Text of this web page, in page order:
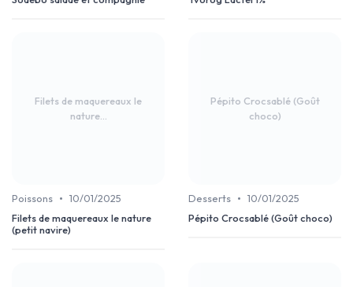
Filets de maquereaux le
nature...
Poissons • 10/01/2025
Filets de maquereaux le nature
(petit navire)
Pépito Crocsablé (Goût
choco)
Desserts • 10/01/2025
Pépito Crocsablé (Goût choco)